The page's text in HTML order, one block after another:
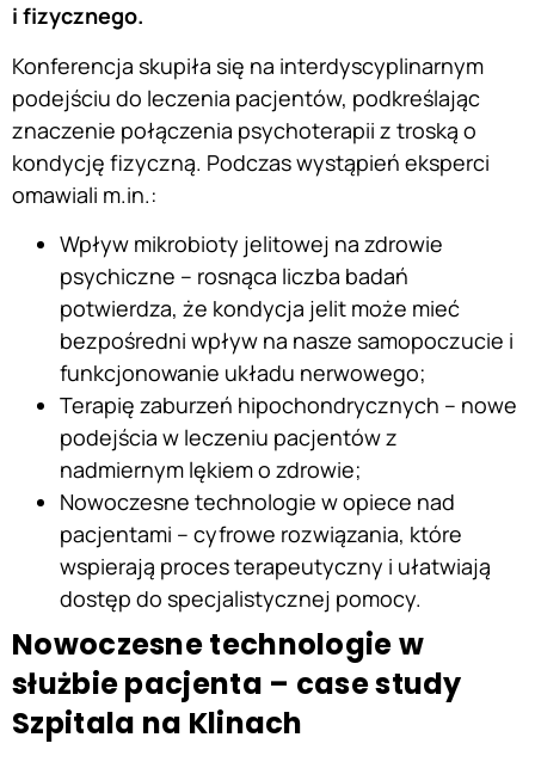
i fizycznego.
Konferencja skupiła się na interdyscyplinarnym
podejściu do leczenia pacjentów, podkreślając
znaczenie połączenia psychoterapii z troską o
kondycję fizyczną. Podczas wystąpień eksperci
omawiali m.in.:
Wpływ mikrobioty jelitowej na zdrowie
psychiczne – rosnąca liczba badań
potwierdza, że kondycja jelit może mieć
bezpośredni wpływ na nasze samopoczucie i
funkcjonowanie układu nerwowego;
Terapię zaburzeń hipochondrycznych – nowe
podejścia w leczeniu pacjentów z
nadmiernym lękiem o zdrowie;
Nowoczesne technologie w opiece nad
pacjentami – cyfrowe rozwiązania, które
wspierają proces terapeutyczny i ułatwiają
dostęp do specjalistycznej pomocy.
Nowoczesne technologie w
służbie pacjenta – case study
Szpitala na Klinach